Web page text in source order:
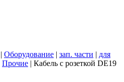
| Оборудование | зап. части | для
Прочие | Кабель с розеткой DE19